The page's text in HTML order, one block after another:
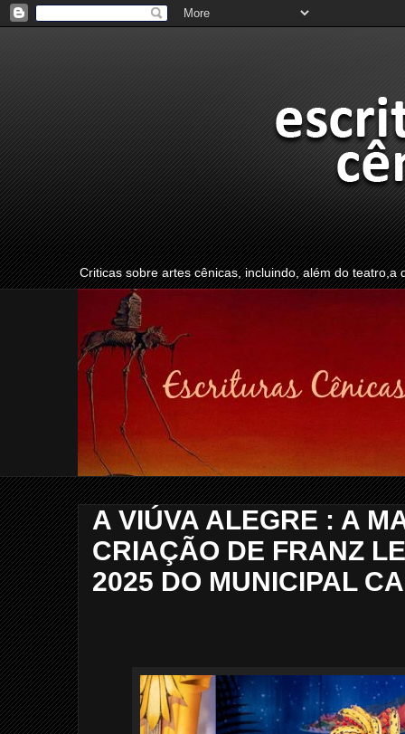
Criticas sobre artes cênicas, incluindo, além do
A VIÚVA ALEGRE : A
CRIAÇÃO DE FRANZ
2025 DO MUNICIPAL